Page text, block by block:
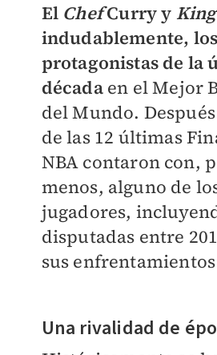
El ChefCurry y King
indudablemente,
protagonistas de la
décadaen el Mejor
del Mundo.
de las 12 últimas
NBA contaron con,
menos, alguno de
jugadores,
disputadas entre
sus
Una rivalidad de